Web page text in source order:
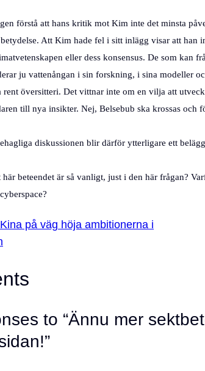
förstå att hans kritik mot Kim inte det minsta
Att Kim hade fel i sitt inlägg visar att han
eller dess konsensus. De som kan
ju vattenångan i sin forskning, i sina modeller
rent översitteri. Det vittnar inte om en vilja att
till nya insikter. Nej, Belsebub ska krossas och
diskussionen blir därför ytterligare ett
beteendet är så vanligt, just i den här frågan?
Kina på väg höja ambitionerna i
to “Ännu mer